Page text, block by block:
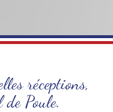
réceptions,
Poule.